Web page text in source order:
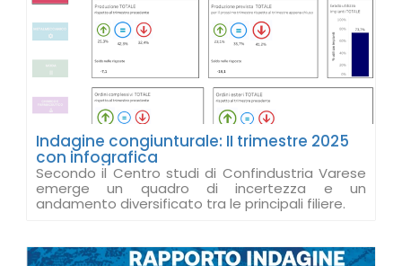
Indagine congiunturale: II trimestre 2025
con infografica
Secondo il Centro studi di Confindustria Varese
emerge un quadro di incertezza e un
andamento diversificato tra le principali filiere.